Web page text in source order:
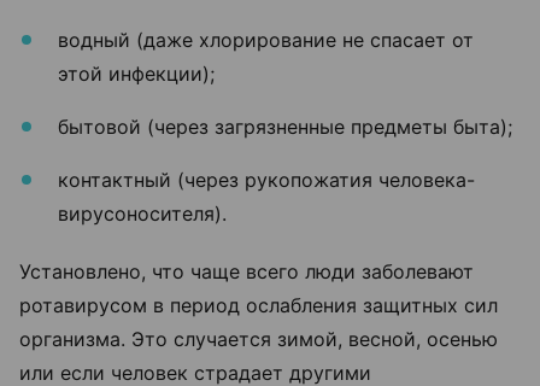
водный (даже хлорирование не спасает от
этой инфекции);
бытовой (через загрязненные предметы быта);
контактный (через рукопожатия человека-
вирусоносителя).
Установлено, что чаще всего люди заболевают
ротавирусом в период ослабления защитных сил
организма. Это случается зимой, весной, осенью
или если человек страдает другими